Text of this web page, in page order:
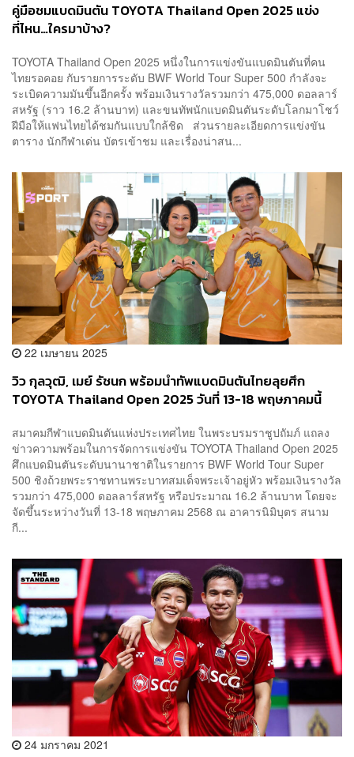
คู่มือชมแบดมินตัน TOYOTA Thailand Open 2025 แข่ง
ที่ไหน…ใครมาบ้าง?
TOYOTA Thailand Open 2025 หนึ่งในการแข่งขันแบดมินตันที่คน
ไทยรอคอย กับรายการระดับ BWF World Tour Super 500 กำลังจะ
ระเบิดความมันขึ้นอีกครั้ง พร้อมเงินรางวัลรวมกว่า 475,000 ดอลลาร์
สหรัฐ (ราว 16.2 ล้านบาท) และขนทัพนักแบดมินตันระดับโลกมาโชว์
ฝีมือให้แฟนไทยได้ชมกันแบบใกล้ชิด ส่วนรายละเอียดการแข่งขัน
ตาราง นักกีฬาเด่น บัตรเข้าชม และเรื่องน่าสน...
22 เมษายน 2025
วิว กุลวุฒิ, เมย์ รัชนก พร้อมนำทัพแบดมินตันไทยลุยศึก
TOYOTA Thailand Open 2025 วันที่ 13-18 พฤษภาคมนี้
สมาคมกีฬาแบดมินตันแห่งประเทศไทย ในพระบรมราชูปถัมภ์ แถลง
ข่าวความพร้อมในการจัดการแข่งขัน TOYOTA Thailand Open 2025
ศึกแบดมินตันระดับนานาชาติในรายการ BWF World Tour Super
500 ชิงถ้วยพระราชทานพระบาทสมเด็จพระเจ้าอยู่หัว พร้อมเงินรางวัล
รวมกว่า 475,000 ดอลลาร์สหรัฐ หรือประมาณ 16.2 ล้านบาท โดยจะ
จัดขึ้นระหว่างวันที่ 13-18 พฤษภาคม 2568 ณ อาคารนิมิบุตร สนาม
กี...
24 มกราคม 2021